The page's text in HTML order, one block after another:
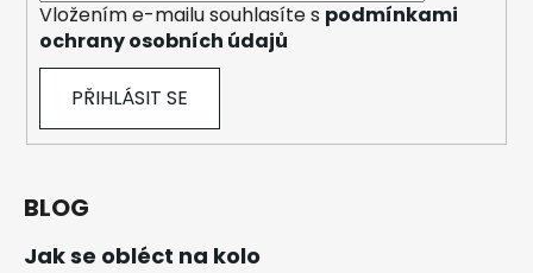
Vložením e-mailu souhlasíte s podmínkami
ochrany osobních údajů
PŘIHLÁSIT SE
BLOG
Jak se obléct na kolo